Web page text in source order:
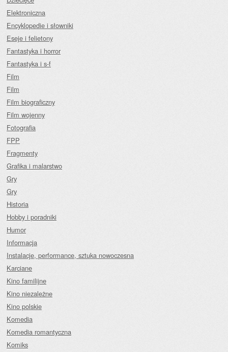
Elektroniczna
Encyklopedie i słowniki
Eseje i felietony
Fantastyka i horror
Fantastyka i s-f
Film
Film
Film biograficzny
Film wojenny
Fotografia
FPP
Fragmenty
Grafika i malarstwo
Gry
Gry
Historia
Hobby i poradniki
Humor
Informacja
Instalacje, performance, sztuka nowoczesna
Karciane
Kino familijne
Kino niezależne
Kino polskie
Komedia
Komedia romantyczna
Komiks